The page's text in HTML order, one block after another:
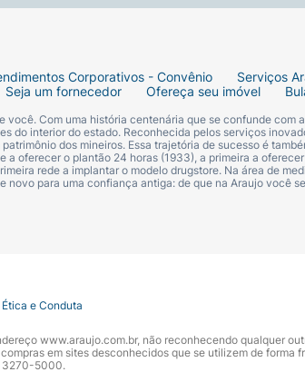
Corporativos - Convênio Serviços
Seja um fornecedor Ofereça seu imóvel
você. Com uma história centenária que se confunde com
do interior do estado. Reconhecida pelos serviços
dos mineiros. Essa trajetória de sucesso é
oferecer o plantão 24 horas (1933), a primeira a
rede a implantar o modelo drugstore. Na área de
novo para uma confiança antiga: de que na Araujo você
e Conduta
www.araujo.com.br, não reconhecendo qualquer
em sites desconhecidos que se utilizem de forma
3270-5000.